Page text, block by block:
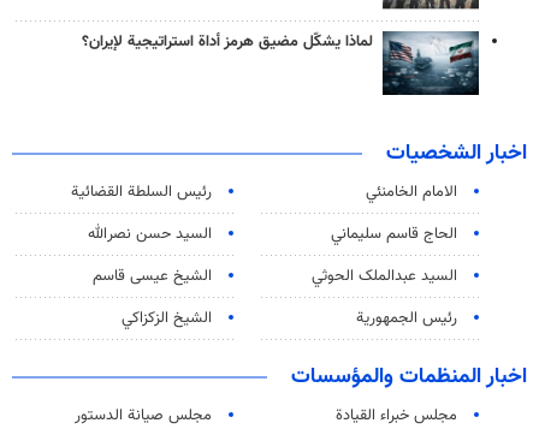
لماذا يشكّل مضيق هرمز أداة استراتيجية لإيران؟
اخبار الشخصيات
الامام الخامنئي
رئیس السلطة القضائیة
الحاج قاسم سليماني
السيد حسن نصرالله
السید عبدالملک الحوثي
الشيخ عيسى قاسم
رئيس الجمهورية
الشيخ الزكزاكي
اخبار المنظمات والمؤسسات
مجلس خبراء القيادة
مجلس صيانة الدستور